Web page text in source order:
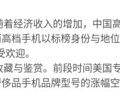
经济收入的增加，中国
档手机以标榜身份与地
迎。
与鉴赏。前段时间美国
品手机品牌型号的涨幅空